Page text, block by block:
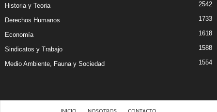
Historia y Teoria 2542
Derechos Humanos 1733
Economía 1618
Sindicatos y Trabajo 1588
Medio Ambiente, Fauna y Sociedad 1554